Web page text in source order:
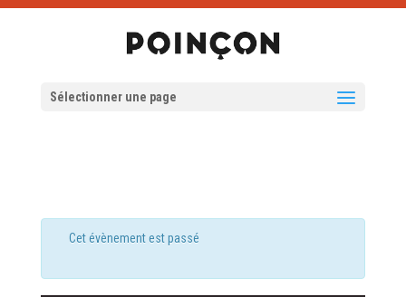
Sélectionner une page
Cet évènement est passé